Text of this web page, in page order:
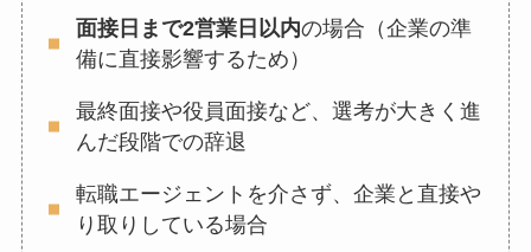
面接日まで2営業日以内の場合（企業の準
備に直接影響するため）
最終面接や役員面接など、選考が大きく進
んだ段階での辞退
転職エージェントを介さず、企業と直接や
り取りしている場合